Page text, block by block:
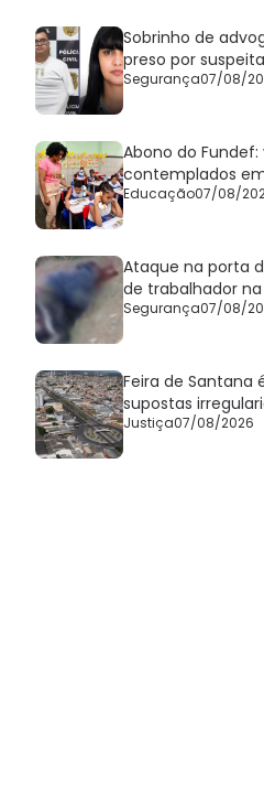
Sobrinho de
preso por
Segurança07/08/
Abono do
contemplados
Educação07/08/
Ataque na porta
de trabalhador na
Segurança07/08/
Feira de Santana
supostas
Justiça07/08/2026